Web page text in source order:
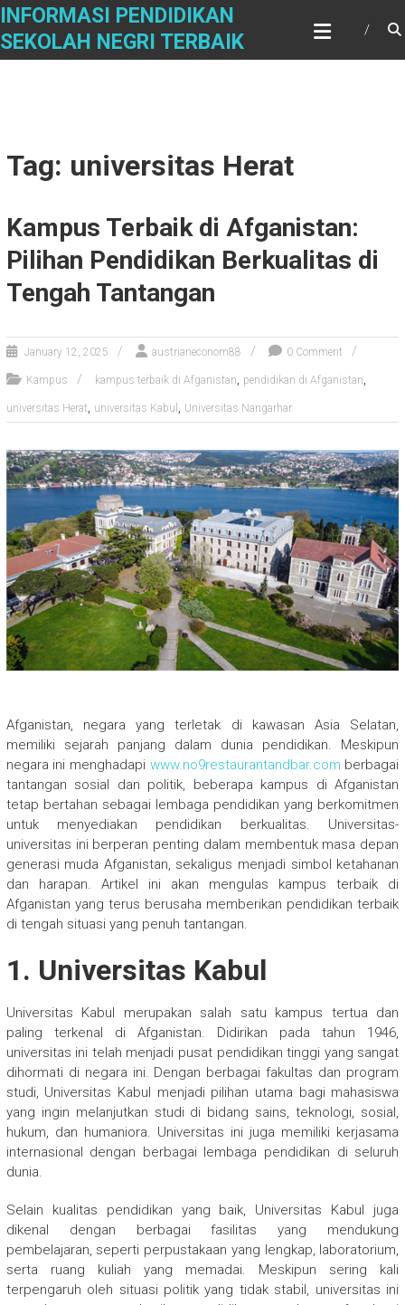
Skip
content
INFORMASI PENDIDIKAN
SEKOLAH NEGRI TERBAIK
Tag: universitas Herat
Kampus Terbaik di Afganistan:
Pilihan Pendidikan Berkualitas di
Tengah Tantangan
January 12, 2025 austrianeconom88 0 Comment
Kampus kampus terbaik di Afganistan, pendidikan di Afganistan,
universitas Herat, universitas Kabul , Universitas Nangarhar.
Afganistan, negara yang terletak di kawasan Asia Selatan,
memiliki sejarah panjang dalam dunia pendidikan. Meskipun
negara ini menghadapi www.no9restaurantandbar.com berbagai
tantangan sosial dan politik, beberapa kampus di Afganistan
tetap bertahan sebagai lembaga pendidikan yang berkomitmen
untuk menyediakan pendidikan berkualitas. Universitas-
universitas ini berperan penting dalam membentuk masa depan
generasi muda Afganistan, sekaligus menjadi simbol ketahanan
dan harapan. Artikel ini akan mengulas kampus terbaik di
Afganistan yang terus berusaha memberikan pendidikan terbaik
di tengah situasi yang penuh tantangan.
1. Universitas Kabul
Universitas Kabul merupakan salah satu kampus tertua dan
paling terkenal di Afganistan. Didirikan pada tahun 1946,
universitas ini telah menjadi pusat pendidikan tinggi yang sangat
dihormati di negara ini. Dengan berbagai fakultas dan program
studi, Universitas Kabul menjadi pilihan utama bagi mahasiswa
yang ingin melanjutkan studi di bidang sains, teknologi, sosial,
hukum, dan humaniora. Universitas ini juga memiliki kerjasama
internasional dengan berbagai lembaga pendidikan di seluruh
dunia.
Selain kualitas pendidikan yang baik, Universitas Kabul juga
dikenal dengan berbagai fasilitas yang mendukung
pembelajaran, seperti perpustakaan yang lengkap, laboratorium,
serta ruang kuliah yang memadai. Meskipun sering kali
terpengaruh oleh situasi politik yang tidak stabil, universitas ini